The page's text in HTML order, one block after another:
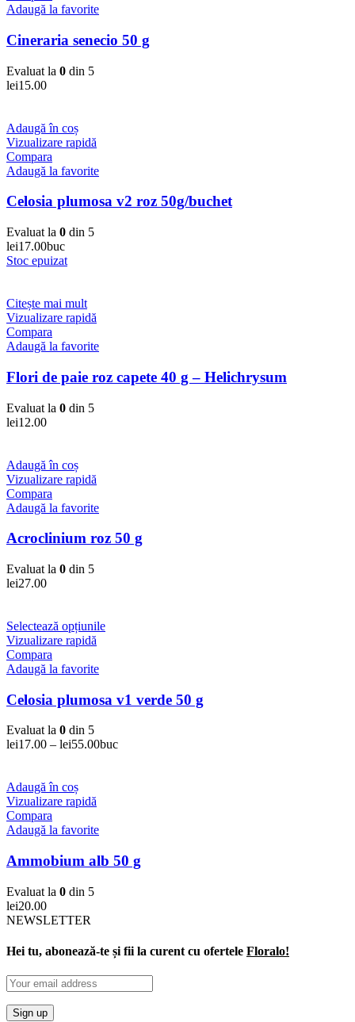
Adaugă la favorite
Cineraria senecio 50 g
Evaluat la 0 din 5
lei15.00
Adaugă în coș
Vizualizare rapidă
Compara
Adaugă la favorite
Celosia plumosa v2 roz 50g/buchet
Evaluat la 0 din 5
lei17.00buc
Stoc epuizat
Citește mai mult
Vizualizare rapidă
Compara
Adaugă la favorite
Flori de paie roz capete 40 g – Helichrysum
Evaluat la 0 din 5
lei12.00
Adaugă în coș
Vizualizare rapidă
Compara
Adaugă la favorite
Acroclinium roz 50 g
Evaluat la 0 din 5
lei27.00
Selectează opțiunile
Vizualizare rapidă
Compara
Adaugă la favorite
Celosia plumosa v1 verde 50 g
Evaluat la 0 din 5
lei17.00 – lei55.00buc
Adaugă în coș
Vizualizare rapidă
Compara
Adaugă la favorite
Ammobium alb 50 g
Evaluat la 0 din 5
lei20.00
NEWSLETTER
Hei tu, abonează-te și fii la curent cu ofertele Floralo!